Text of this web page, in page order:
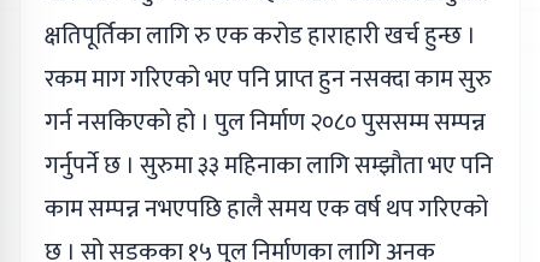
क्षतिपूर्तिका लागि रु एक करोड हाराहारी खर्च हुन्छ ।
रकम माग गरिएको भए पनि प्राप्त हुन नसक्दा काम सुरु
गर्न नसकिएको हो । पुल निर्माण २०८० पुससम्म सम्पन्न
गर्नुपर्ने छ । सुरुमा ३३ महिनाका लागि सम्झौता भए पनि
काम सम्पन्न नभएपछि हालै समय एक वर्ष थप गरिएको
छ । सो सडकका १५ पुल निर्माणका लागि अनक